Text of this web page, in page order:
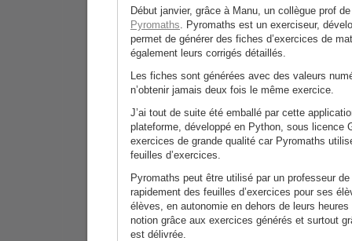
Début janvier, grâce à Manu, un collègue prof
Pyromaths . Pyromaths est un exerciseur,
permet de générer des fiches d’exercices de
également leurs corrigés détaillés.
Les fiches sont générées avec des valeurs
n’obtenir jamais deux fois le même exercice.
J’ai tout de suite été emballé par cette
plateforme, développé en Python, sous licence
exercices de grande qualité car Pyromaths
feuilles d’exercices.
Pyromaths peut être utilisé par un professeur
rapidement des feuilles d’exercices pour ses
élèves, en autonomie en dehors de leurs
notion grâce aux exercices générés et surtout
est délivrée.